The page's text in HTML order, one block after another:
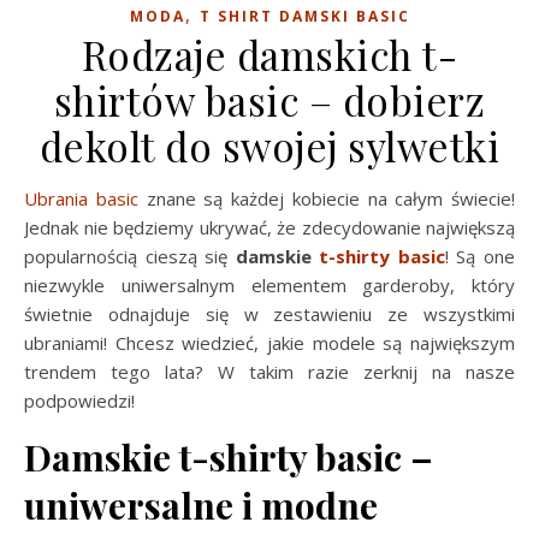
MODA, T SHIRT DAMSKI BASIC
Rodzaje damskich t-
shirtów basic – dobierz
dekolt do swojej sylwetki
Ubrania basicznane są każdej kobiecie na całym świecie!
Jednak nie będziemy ukrywać, że zdecydowanie największą
popularnością cieszą się damskie t-shirty basic! Są one
niezwykle uniwersalnym elementem garderoby, który
świetnie odnajduje się w zestawieniu ze wszystkimi
ubraniami! Chcesz wiedzieć, jakie modele są największym
trendem tego lata? W takim razie zerknij na nasze
podpowiedzi!
Damskie t-shirty basic –
uniwersalne i modne